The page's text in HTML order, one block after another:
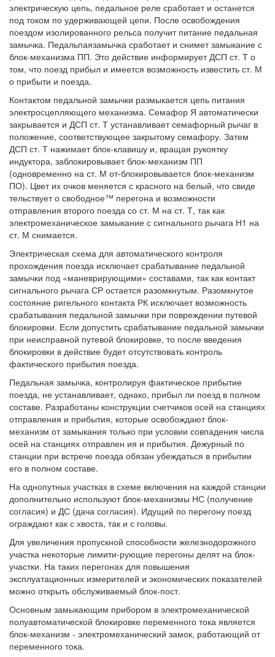
электрическую цепь, педальное реле сработает и останется
под током по удерживающей цепи. После освобождения
поездом изолированного рельса получит питание педальная
замычка. Педальпаязамычка сработает и снимет замыкание с
блок-механизма ПП. Это действие информирует ДСП ст. Т о
том, что поезд прибыл и имеется возможность известить ст. М
о прибыти и поезда.
Контактом педальной замычки размыкается цепь питания
электросцепляющего механизма. Семафор Я автоматически
закрывается и ДСП ст. Т устанавливает семафорный рычаг в
положение, соответствующее закрытому семафору. Затем
ДСП ст. Т нажимает блок-клавишу и, вращая рукоятку
индуктора, заблокировывает блок-механизм ПП
(одновременно на ст. М от-блокировывается блок-механизм
ПО). Цвет их очков меняется с красного на белый, что свиде
тельствует о свободное™ перегона и возможности
отправления второго поезда со ст. М на ст. Т, так как
электромеханическое замыкание с сигнального рычага Н1 на
ст. М снимается.
Электрическая схема для автоматического контроля
прохождения поезда исключает срабатывание педальной
замычки под «маневрирующими» составами, так как контакт
сигнального рычага СР остается разомкнутым. Разомкнутое
состояние ригельного контакта РК исключает возможность
срабатывания педальной замычки при повреждении путевой
блокировки. Если допустить срабатывание педальной замычки
при неисправной путевой блокировке, то после введения
блокировки в действие будет отсутствовать контроль
фактического прибытия поезда.
Педальная замычка, контролируя фактическое прибытие
поезда, не устанавливает, однако, прибыл ли поезд в полном
составе. Разработаны конструкции счетчиков осей на станциях
отправления и прибытия, которые освобождают блок-
механизм от замыкания только при условии совпадения числа
осей на станциях отправлен ия и прибытия. Дежурный по
станции при встрече поезда обязан убеждаться в прибытии
его в полном составе.
На однопутных участках в схеме включения на каждой станции
дополнительно используют блок-механизмы НС (получение
согласия) и ДС (дача согласия). Идущий по перегону поезд
ограждают как с хвоста, так и с головы.
Для увеличения пропускной способности железнодорожного
участка некоторые лимити-рующие перегоны делят на блок-
участки. На таких перегонах для повышения
эксплуатационных измерителей и экономических показателей
можно открыть обслуживаемый блок-пост.
Основным замыкающим прибором в электромеханической
полуавтоматической блокировке переменного тока является
блок-механизм - электромеханический замок, работающий от
переменного тока.